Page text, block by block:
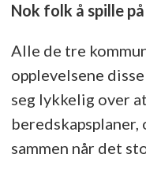
Nok folk å spille på
Alle de tre
opplevelsene
seg lykkelig over
sammen når det